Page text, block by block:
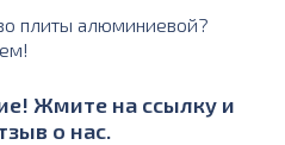
плиты алюминиевой?
Жмите на ссылку и
о нас.